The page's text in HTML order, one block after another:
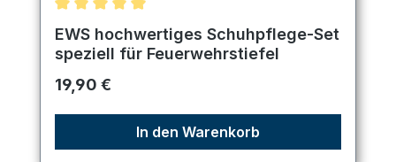
Durchschnittliche Bewertung von 5 von 5 Sternen
EWS hochwertiges Schuhpflege-Set
speziell für Feuerwehrstiefel
Regulärer Preis:
19,90 €
In den Warenkorb